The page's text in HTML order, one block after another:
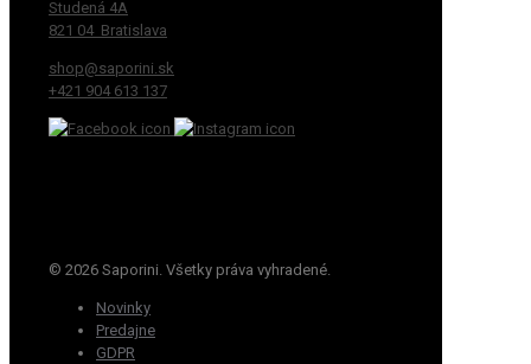
Studená 4A
821 04 Bratislava
shop@saporini.sk
+421 904 613 137
© 2026 Saporini. Všetky práva vyhradené.
Novinky
Predajne
GDPR